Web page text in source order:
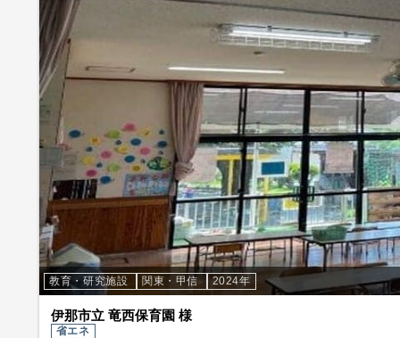
教育・研究施設 関東・甲信 2024年
伊那市立 竜西保育園 様
省エネ